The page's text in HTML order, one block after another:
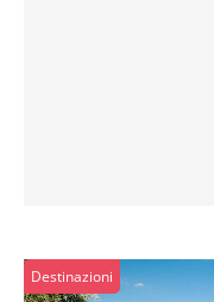
Destinazioni